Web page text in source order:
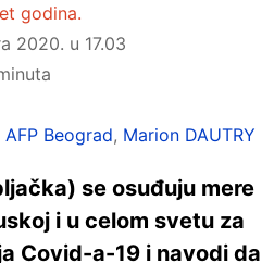
godina.
2020. u 17.03
AFP Beograd, Marion DAUTRY
se osuđuju mere
i u celom svetu za
Covid-a-19 i navodi da